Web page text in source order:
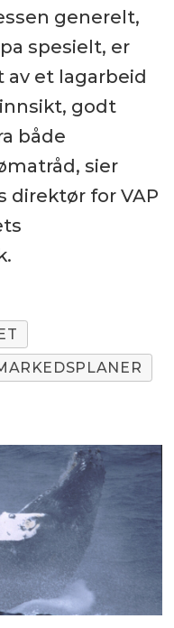
generelt,
spesielt, er
et lagarbeid
godt
både
sier
direktør for VAP